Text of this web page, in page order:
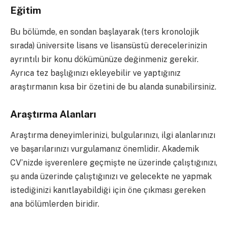
Eğitim
Bu bölümde, en sondan başlayarak (ters kronolojik
sırada) üniversite lisans ve lisansüstü derecelerinizin
ayrıntılı bir konu dökümünüze değinmeniz gerekir.
Ayrıca tez başlığınızı ekleyebilir ve yaptığınız
araştırmanın kısa bir özetini de bu alanda sunabilirsiniz.
Araştırma Alanları
Araştırma deneyimlerinizi, bulgularınızı, ilgi alanlarınızı
ve başarılarınızı vurgulamanız önemlidir. Akademik
CV’nizde işverenlere geçmişte ne üzerinde çalıştığınızı,
şu anda üzerinde çalıştığınızı ve gelecekte ne yapmak
istediğinizi kanıtlayabildiği için öne çıkması gereken
ana bölümlerden biridir.